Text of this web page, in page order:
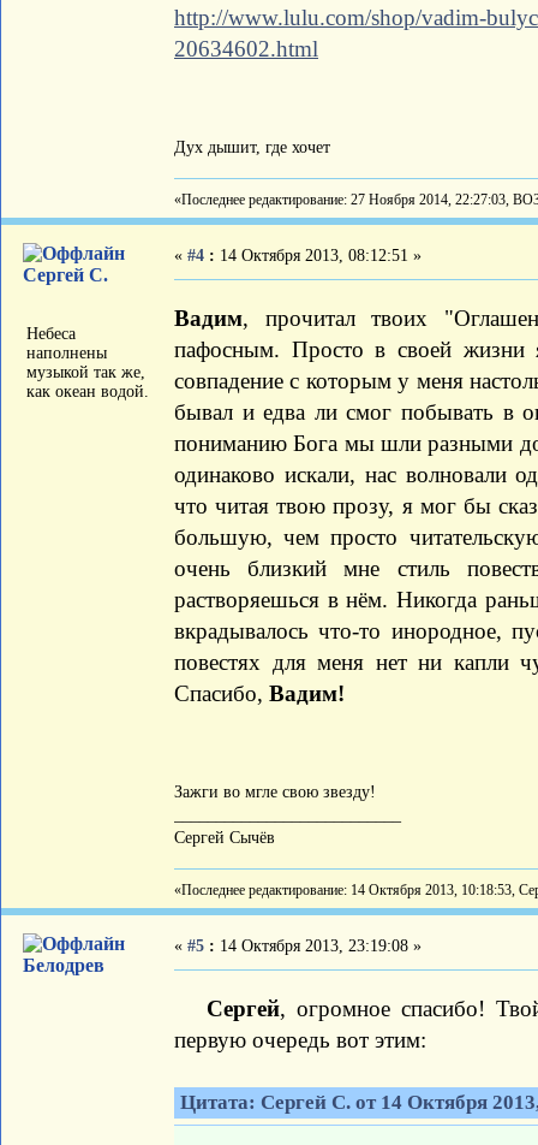
http://www.lulu.com/shop/vadim-
20634602.html
Дух дышит, где хочет
«Последнее редактирование: 27 Ноября 2014, 22:27:03,
Сергей С.
Небеса
наполнены
музыкой так же,
как океан водой.
« #4 : 14 Октября 2013, 08:12:51 »
Вадим, прочитал твоих
пафосным. Просто в своей жизни
совпадение с которым у меня
бывал и едва ли смог побывать в
пониманию Бога мы шли разными
одинаково искали, нас волновали
что читая твою прозу, я мог бы
большую, чем просто
очень близкий мне стиль
растворяешься в нём. Никогда
вкрадывалось что-то инородное,
повестях для меня нет ни капли
Спасибо, Вадим!
Зажги во мгле свою звезду!
Сергей Сычёв
«Последнее редактирование: 14 Октября 2013, 10:18:53,
Белодрев
« #5 : 14 Октября 2013, 23:19:08 »
Сергей, огромное спасибо!
первую очередь вот этим:
Цитата: Сергей С. от 14 Октября